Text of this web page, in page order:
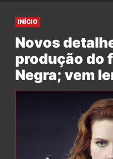
INÍCIO
Novos
produção do
Negra; vem